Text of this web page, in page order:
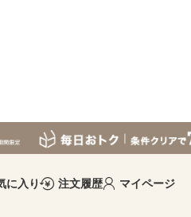
に入り 注文履歴 マイページ